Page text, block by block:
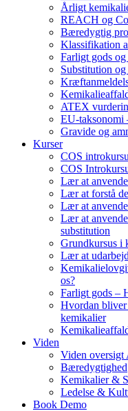
Årligt
REACH og
Bæredygtig
Klassifikation
Farligt gods
Substitution
ATEX
EU-taksonomi
Gravide og
Kurser
COS
COS
Lær at
Lær at forstå
Lær at
Lær at
substitution
Grundkursus i
Lær at
os?
Farligt gods –
Hvordan
kemikalier
Viden
Viden oversigt
Bæredygtighed
Kemikalier &
Ledelse &
Book Demo